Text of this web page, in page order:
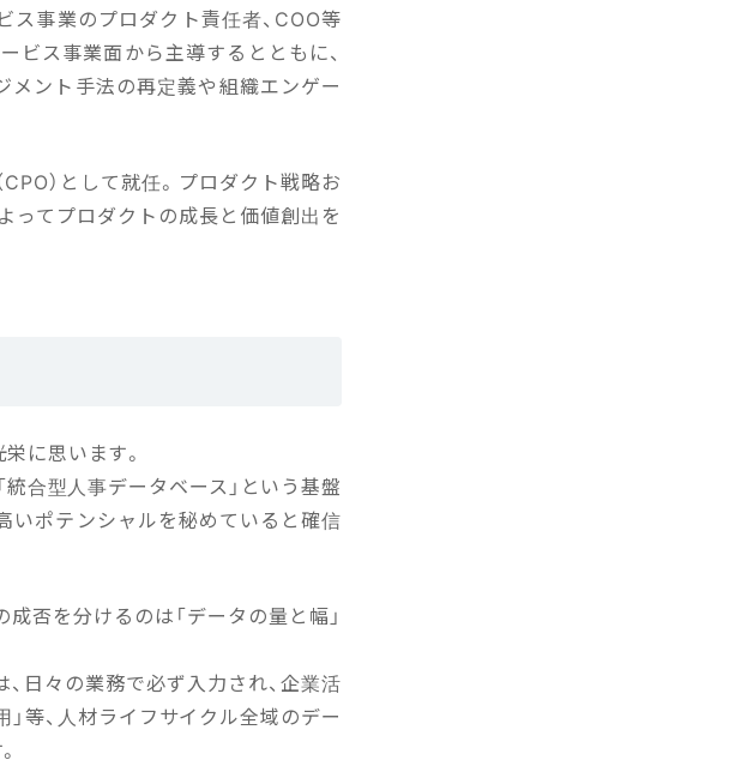
事業のプロダクト責任者、COO等
ビス事業面から主導するとともに、
ント手法の再定義や組織エンゲー
）として就任。プロダクト戦略お
ってプロダクトの成長と価値創出を
に思います。
合型人事データベース」という基盤
いポテンシャルを秘めていると確信
否を分けるのは「データの量と幅」
日々の業務で必ず入力され、企業活
」等、人材ライフサイクル全域のデー